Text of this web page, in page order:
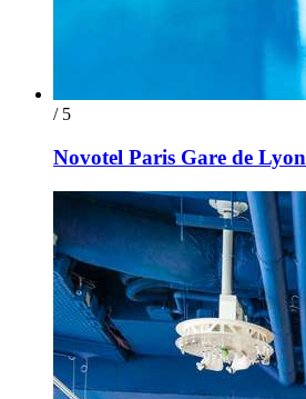
/ 5
Novotel Paris Gare de Lyon